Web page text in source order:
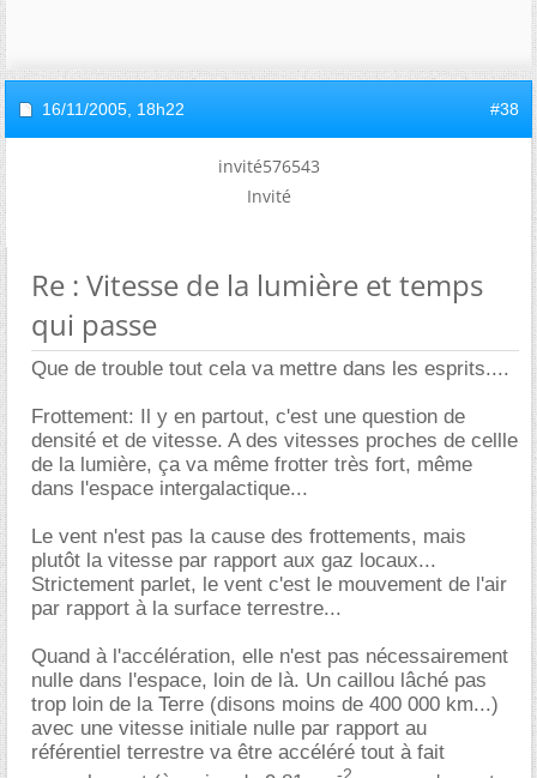
16/11/2005, 18h22 #38
invité576543
Invité
Re : Vitesse de la lumière et temps
qui passe
Que de trouble tout cela va mettre dans les esprits....
Frottement: Il y en partout, c'est une question de
densité et de vitesse. A des vitesses proches de cellle
de la lumière, ça va même frotter très fort, même
dans l'espace intergalactique...
Le vent n'est pas la cause des frottements, mais
plutôt la vitesse par rapport aux gaz locaux...
Strictement parlet, le vent c'est le mouvement de l'air
par rapport à la surface terrestre...
Quand à l'accélération, elle n'est pas nécessairement
nulle dans l'espace, loin de là. Un caillou lâché pas
trop loin de la Terre (disons moins de 400 000 km...)
avec une vitesse initiale nulle par rapport au
référentiel terrestre va être accéléré tout à fait